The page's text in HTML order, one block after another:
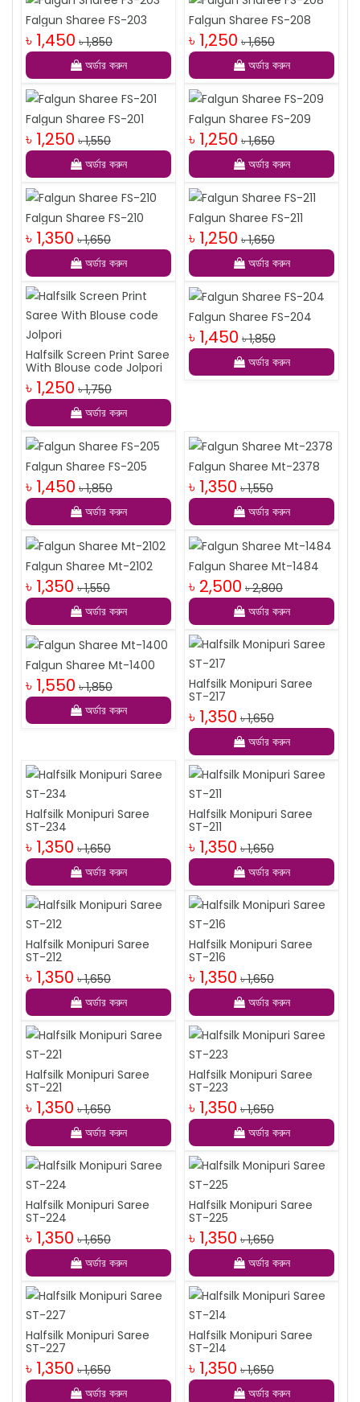
Falgun Sharee FS-203
৳ 1,450 ৳ 1,850
অর্ডার করুন
Falgun Sharee FS-208
৳ 1,250 ৳ 1,650
অর্ডার করুন
Falgun Sharee FS-201
৳ 1,250 ৳ 1,550
অর্ডার করুন
Falgun Sharee FS-209
৳ 1,250 ৳ 1,650
অর্ডার করুন
Falgun Sharee FS-210
৳ 1,350 ৳ 1,650
অর্ডার করুন
Falgun Sharee FS-211
৳ 1,250 ৳ 1,650
অর্ডার করুন
Halfsilk Screen Print Saree
With Blouse code Jolpori
৳ 1,250 ৳ 1,750
অর্ডার করুন
Falgun Sharee FS-204
৳ 1,450 ৳ 1,850
অর্ডার করুন
Falgun Sharee FS-205
৳ 1,450 ৳ 1,850
অর্ডার করুন
Falgun Sharee Mt-2378
৳ 1,350 ৳ 1,550
অর্ডার করুন
Falgun Sharee Mt-2102
৳ 1,350 ৳ 1,550
অর্ডার করুন
Falgun Sharee Mt-1484
৳ 2,500 ৳ 2,800
অর্ডার করুন
Falgun Sharee Mt-1400
৳ 1,550 ৳ 1,850
অর্ডার করুন
Halfsilk Monipuri Saree
ST-217
৳ 1,350 ৳ 1,650
অর্ডার করুন
Halfsilk Monipuri Saree
ST-234
৳ 1,350 ৳ 1,650
অর্ডার করুন
Halfsilk Monipuri Saree
ST-211
৳ 1,350 ৳ 1,650
অর্ডার করুন
Halfsilk Monipuri Saree
ST-212
৳ 1,350 ৳ 1,650
অর্ডার করুন
Halfsilk Monipuri Saree
ST-216
৳ 1,350 ৳ 1,650
অর্ডার করুন
Halfsilk Monipuri Saree
ST-221
৳ 1,350 ৳ 1,650
অর্ডার করুন
Halfsilk Monipuri Saree
ST-223
৳ 1,350 ৳ 1,650
অর্ডার করুন
Halfsilk Monipuri Saree
ST-224
৳ 1,350 ৳ 1,650
অর্ডার করুন
Halfsilk Monipuri Saree
ST-225
৳ 1,350 ৳ 1,650
অর্ডার করুন
Halfsilk Monipuri Saree
ST-227
৳ 1,350 ৳ 1,650
অর্ডার করুন
Halfsilk Monipuri Saree
ST-214
৳ 1,350 ৳ 1,650
অর্ডার করুন